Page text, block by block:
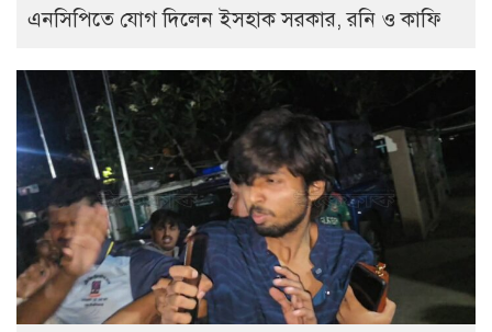
এনসিপিতে যোগ দিলেন ইসহাক সরকার, রনি ও কাফি